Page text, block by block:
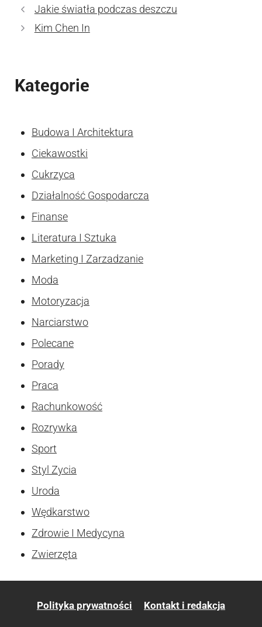
Jakie światła podczas deszczu
Kim Chen In
Kategorie
Budowa I Architektura
Ciekawostki
Cukrzyca
Działalność Gospodarcza
Finanse
Literatura I Sztuka
Marketing I Zarzadzanie
Moda
Motoryzacja
Narciarstwo
Polecane
Porady
Praca
Rachunkowość
Rozrywka
Sport
Styl Zycia
Uroda
Wędkarstwo
Zdrowie I Medycyna
Zwierzęta
Polityka prywatności Kontakt i redakcja